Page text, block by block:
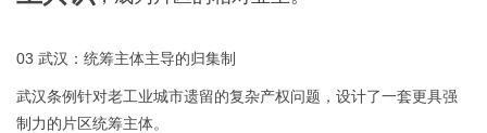
03 武汉：统筹主体主导的归集制
武汉条例针对老工业城市遗留的复杂产权问题，设计了一套更具强
制力的片区统筹主体。